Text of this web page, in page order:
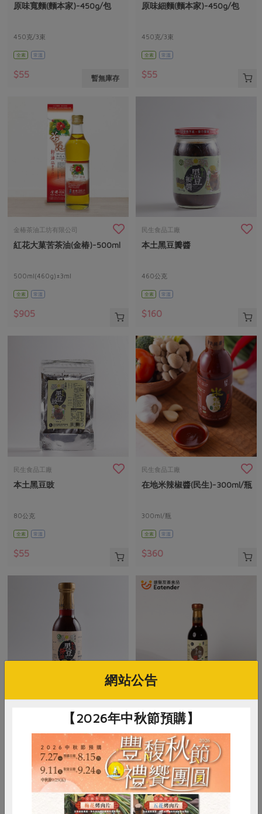
原味寬麵(麵本家)-450g/包
450克/3束
全素 常溫
$55 暫無庫存
原味細麵(麵本家)-450g/包
450克/3束
全素 常溫
$55
金椿茶油工坊有限公司
紅花大菓苦茶油(金椿)-500ml
500ml(460g)±3ml
全素 常溫
$905
民生食品工廠
本土黑豆瓣醬
460公克
全素 常溫
$160
民生食品工廠
本土黑豆豉
80公克
全素 常溫
$55
民生食品工廠
在地米辣椒醬(民生)-300ml/瓶
300ml/瓶
全素 常溫
$360
常溫
$270
本土無糖醬油
300毫升
全素 常溫
$340
網站公告
【2026年中秋節預購】